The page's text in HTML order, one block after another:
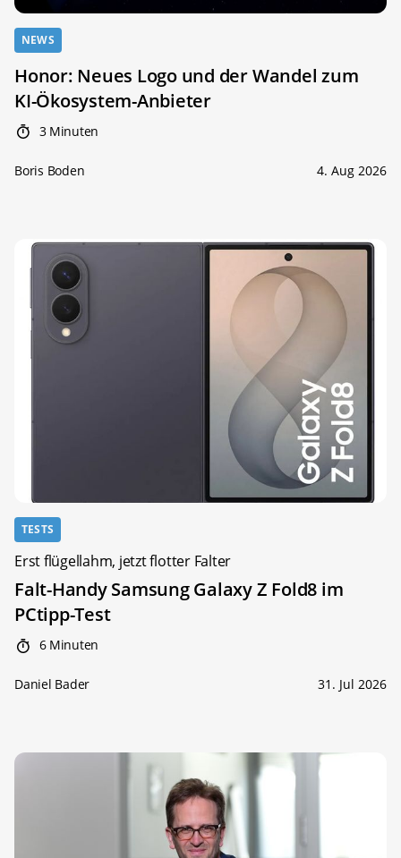
NEWS
Honor: Neues Logo und der Wandel zum
KI-Ökosystem-Anbieter
3 Minuten
Boris Boden 4. Aug 2026
TESTS
Erst flügellahm, jetzt flotter Falter
Falt-Handy Samsung Galaxy Z Fold8 im
PCtipp-Test
6 Minuten
Daniel Bader 31. Jul 2026